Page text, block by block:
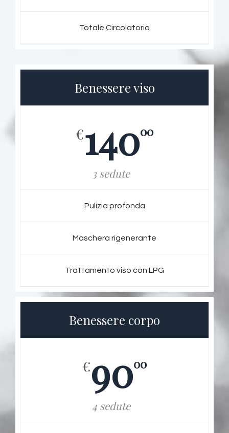
Totale Circolatorio
Benessere viso
€14000
3 sedute
Pulizia profonda
Maschera rigenerante
Trattamento viso con LPG
Benessere corpo
€9000
4 sedute